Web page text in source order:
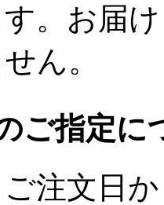
。お届
ん。
ご指定に
注文日